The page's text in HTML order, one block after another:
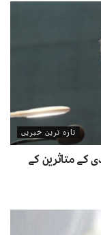
تازہ ترین خبریں
کے متاثرین کے